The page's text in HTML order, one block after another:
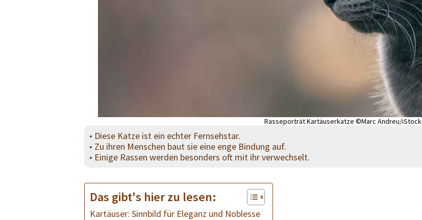
Rasseporträt Kartäuserkatze ©Marc Andreu/iStock
• Diese Katze ist ein echter Fernsehstar.
• Zu ihren Menschen baut sie eine enge Bindung auf.
• Einige Rassen werden besonders oft mit ihr verwechselt.
Das gibt's hier zu lesen:
Kartäuser: Sinnbild für Eleganz und Noblesse